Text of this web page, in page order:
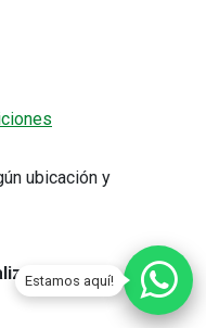
Estamos aquí!
ubicación y
.